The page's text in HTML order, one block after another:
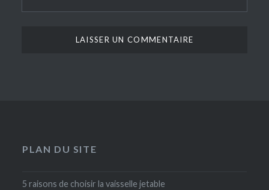
PLAN DU SITE
5 raisons de choisir la vaisselle jetable